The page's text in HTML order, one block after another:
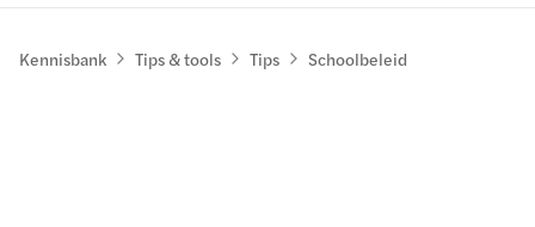
Kennisbank Tips & tools Tips Schoolbeleid